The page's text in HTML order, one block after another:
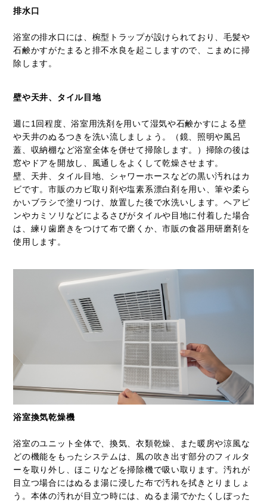
排水口
浴室の排水口には、椀型トラップが設けられており、毛髪や
石鹸かすがたまると排不水良を起こしますので、こまめに掃
除します。
壁や天井、タイル目地
週に1回程度、浴室用洗剤を用いて湿気や石鹸かすによる壁
や天井のぬるつきを洗い流しましょう。（鏡、照明や風呂
蓋、収納棚など浴室全体を併せて掃除します。）掃除の後は
窓やドアを開放し、風通しをよくして乾燥させます。
壁、天井、タイル目地、シャワーホースなどの黒い汚れはカ
ビです。市販のカビ取り剤や塩素系漂白剤を用い、筆や柔ら
かいブラシで塗りつけ、放置した後で水洗いします。ヘアピ
ンやカミソリなどによるさびがタイルや目地に付着した場合
は、練り歯磨きをつけて布で磨くか、市販の食器用研磨剤を
使用します。
浴室換気乾燥機
浴室のユニット全体で、換気、衣類乾燥、また暖房や涼風な
どの機能をもったシステムは、風の吹き出す部分のフィルタ
ーを取り外し、ほこりなどを掃除機で吸い取ります。汚れが
目立つ場合にはぬるま湯に浸した布で汚れを拭きとりましょ
う。本体の汚れが目立つ時には、ぬるま湯でかたくしぼった